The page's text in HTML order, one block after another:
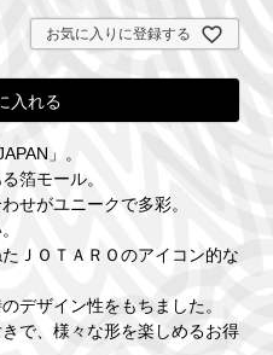
お気に入りに登録する
入れる
」。
箔モール。
せがユニークで多彩。
ＪＯＴＡＲＯのアイコン的な
デザイン性をもちました。
で、様々な形を楽しめるお得